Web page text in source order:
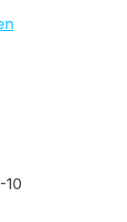
5 Sternen
10